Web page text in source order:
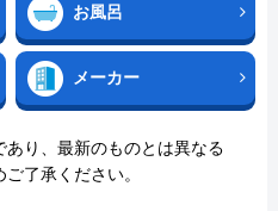
お風呂
メーカー
り、最新のものとは異なる
了承ください。